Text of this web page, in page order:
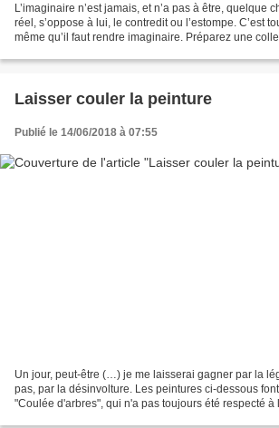
L’imaginaire n’est jamais, et n’a pas à être, quelque
réel, s’oppose à lui, le contredit ou l’estompe. C’est
même qu’il faut rendre imaginaire. Préparez une
Laisser couler la peinture
Publié le 14/06/2018 à 07:55
Un jour, peut-être (…) je me laisserai gagner par la
pas, par la désinvolture. Les peintures ci-dessous
"Coulée d'arbres", qui n'a pas toujours été respecté à